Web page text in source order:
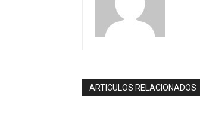
ARTICULOS RELACIONADOS